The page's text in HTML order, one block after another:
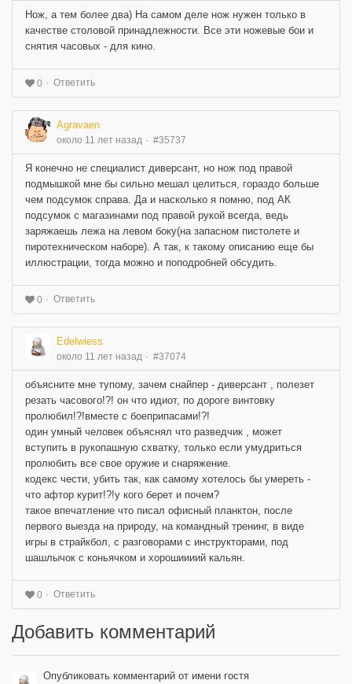
Нож, а тем более два) На самом деле нож нужен только в
качестве столовой принадлежности. Все эти ножевые бои и
снятия часовых - для кино.
0 Ответить
Agravaen
около 11 лет назад #35737
Я конечно не специалист диверсант, но нож под правой
подмышкой мне бы сильно мешал целиться, гораздо больше
чем подсумок справа. Да и насколько я помню, под АК
подсумок с магазинами под правой рукой всегда, ведь
заряжаешь лежа на левом боку(на запасном пистолете и
пиротехническом наборе). А так, к такому описанию еще бы
иллюстрации, тогда можно и поподробней обсудить.
0 Ответить
Edelwiess
около 11 лет назад #37074
объясните мне тупому, зачем снайпер - диверсант , полезет
резать часового!?! он что идиот, по дороге винтовку
пролюбил!?!вместе с боеприпасами!?!
один умный человек объяснял что разведчик , может
вступить в рукопашную схватку, только если умудриться
пролюбить все свое оружие и снаряжение.
кодекс чести, убить так, как самому хотелось бы умереть -
что афтор курит!?!у кого берет и почем?
такое впечатление что писал офисный планктон, после
первого выезда на природу, на командный тренинг, в виде
игры в страйкбол, с разговорами с инструкторами, под
шашлычок с коньячком и хорошиииий кальян.
0 Ответить
Добавить комментарий
Опубликовать комментарий от имени гостя